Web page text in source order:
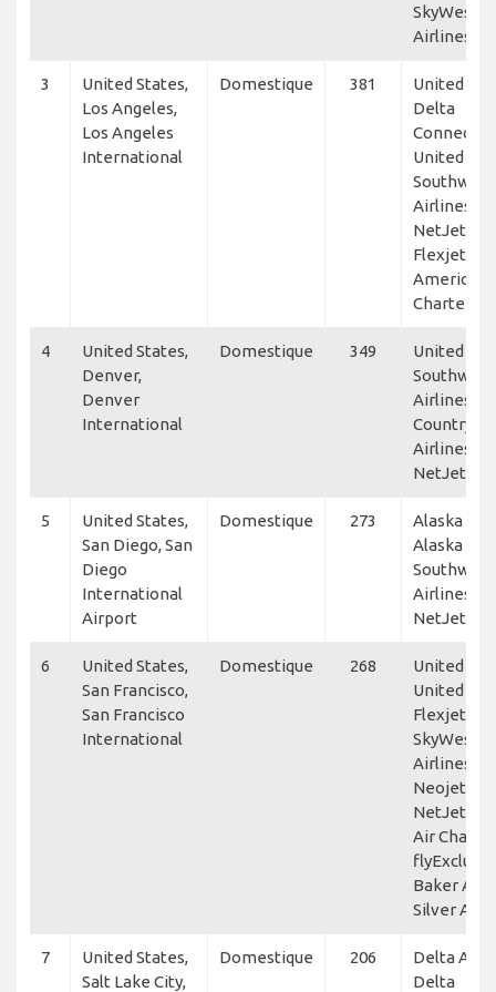
SkyWest
Airlines
3
United States,
Los Angeles,
Los Angeles
International
Domestique 381
United
Delta
United
Southwest
Airlines,
NetJets,
Flexjet,
America,
Charters II
4
United States,
Denver,
Denver
International
Domestique 349
United
Southwest
Airlines,
Country
Airlines,
NetJets
5
United States,
San Diego, San
Diego
International
Airport
Domestique 273
Alaska
Alaska
Southwest
Airlines,
NetJets
6
United States,
San Francisco,
San Francisco
International
Domestique 268
United
United
Flexjet,
SkyWest
Airlines,
Neojets,
NetJets,
Air
Baker
Silver Air
7
United States,
Salt Lake City,
Domestique 206
Delta Air
Delta